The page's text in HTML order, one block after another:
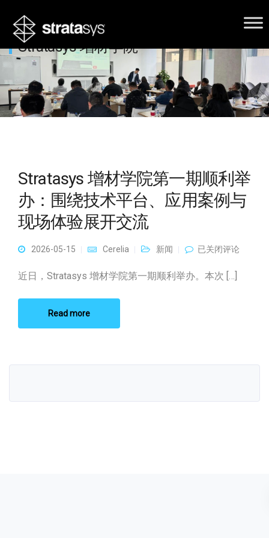
Stratasys 增材学院
Stratasys 增材学院第一期顺利举
办：围绕技术平台、应用案例与
现场体验展开交流
2026-05-15 Cerelia 新闻
Stratasys 增材学院
用案例与现场体验
展开交流
已关闭评论
近日，Stratasys 增材学院第一期顺利举办。本次 […]
Read more